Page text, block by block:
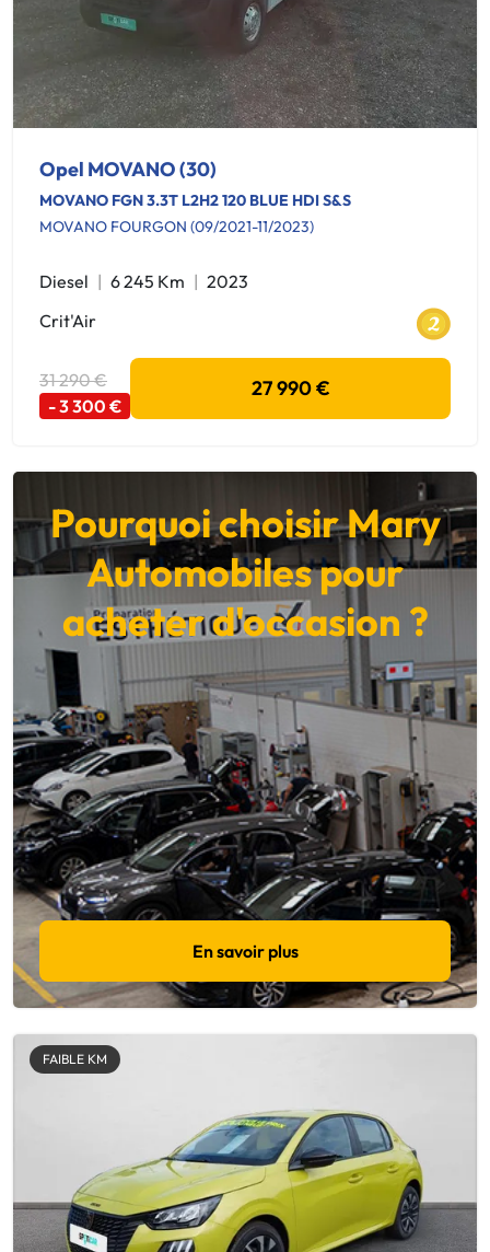
Opel MOVANO (30)
MOVANO FGN 3.3T L2H2 120 BLUE HDI S&S
MOVANO FOURGON (09/2021-11/2023)
Diesel 6 245 Km
2023
Crit'Air
31 290 €
- 3 300 €
27 990 €
Pourquoi choisir Mary
Automobiles pour
acheter d'occasion ?
En savoir plus
FAIBLE KM